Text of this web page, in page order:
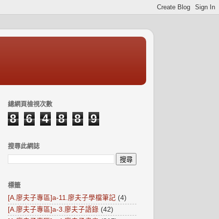
總網頁檢視次數
8 6 4 8 8 9
搜尋此網誌
標籤
[A.廖夫子專區]a-11.廖夫子學檔筆記 (4)
[A.廖夫子專區]a-3.廖夫子語錄 (42)